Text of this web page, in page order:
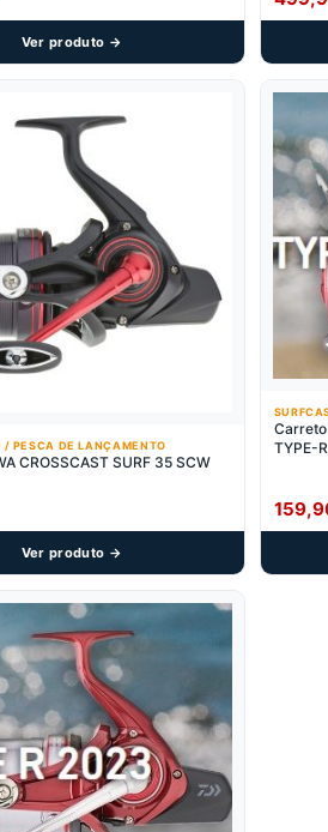
Ver produto →
/ PESCA DE LANÇAMENTO
CROSSCAST SURF 35 SCW
Ver produto →
TYPE-R